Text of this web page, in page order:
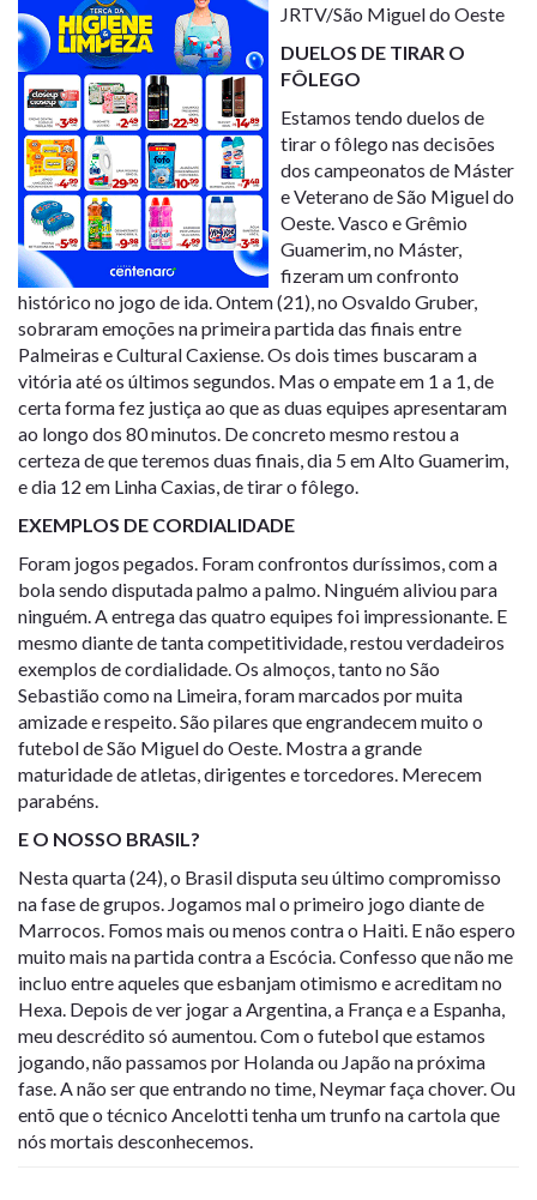
JRTV/São Miguel do Oeste
DUELOS DE TIRAR O
FÔLEGO
Estamos tendo duelos de
tirar o fôlego nas decisões
dos campeonatos de Máster
e Veterano de São Miguel do
Oeste. Vasco e Grêmio
Guamerim, no Máster,
fizeram um confronto
histórico no jogo de ida. Ontem (21), no Osvaldo Gruber,
sobraram emoções na primeira partida das finais entre
Palmeiras e Cultural Caxiense. Os dois times buscaram a
vitória até os últimos segundos. Mas o empate em 1 a 1, de
certa forma fez justiça ao que as duas equipes apresentaram
ao longo dos 80 minutos. De concreto mesmo restou a
certeza de que teremos duas finais, dia 5 em Alto Guamerim,
e dia 12 em Linha Caxias, de tirar o fôlego.
EXEMPLOS DE CORDIALIDADE
Foram jogos pegados. Foram confrontos duríssimos, com a
bola sendo disputada palmo a palmo. Ninguém aliviou para
ninguém. A entrega das quatro equipes foi impressionante. E
mesmo diante de tanta competitividade, restou verdadeiros
exemplos de cordialidade. Os almoços, tanto no São
Sebastião como na Limeira, foram marcados por muita
amizade e respeito. São pilares que engrandecem muito o
futebol de São Miguel do Oeste. Mostra a grande
maturidade de atletas, dirigentes e torcedores. Merecem
parabéns.
E O NOSSO BRASIL?
Nesta quarta (24), o Brasil disputa seu último compromisso
na fase de grupos. Jogamos mal o primeiro jogo diante de
Marrocos. Fomos mais ou menos contra o Haiti. E não espero
muito mais na partida contra a Escócia. Confesso que não me
incluo entre aqueles que esbanjam otimismo e acreditam no
Hexa. Depois de ver jogar a Argentina, a França e a Espanha,
meu descrédito só aumentou. Com o futebol que estamos
jogando, não passamos por Holanda ou Japão na próxima
fase. A não ser que entrando no time, Neymar faça chover. Ou
entõ que o técnico Ancelotti tenha um trunfo na cartola que
nós mortais desconhecemos.